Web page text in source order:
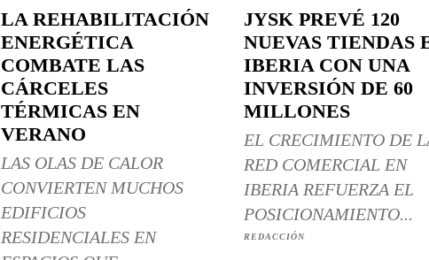
LA REHABILITACIÓN
ENERGÉTICA
COMBATE LAS
CÁRCELES
TÉRMICAS EN
VERANO
LAS OLAS DE CALOR
CONVIERTEN MUCHOS
EDIFICIOS
RESIDENCIALES EN
JYSK PREVÉ 120
NUEVAS TIENDAS
IBERIA CON UNA
INVERSIÓN DE 60
MILLONES
EL CRECIMIENTO DE
RED COMERCIAL EN
IBERIA REFUERZA EL
POSICIONAMIENTO...
REDACCIÓN